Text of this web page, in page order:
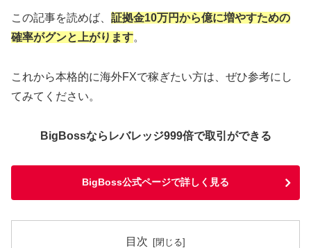
この記事を読めば、 証拠金10万円から億に増やすための
確率がグンと上がります。
これから本格的に海外FXで稼ぎたい方は、ぜひ参考にし
てみてください。
BigBossならレバレッジ999倍で取引ができる
BigBoss公式ページで詳しく見る
目次